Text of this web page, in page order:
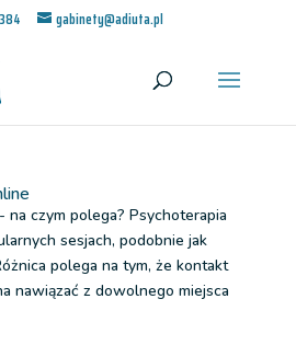
gabinety@adiuta.pl
na czym polega? Psychoterapia
sesjach, podobnie jak
polega na tym, że kontakt
nawiązać z dowolnego miejsca